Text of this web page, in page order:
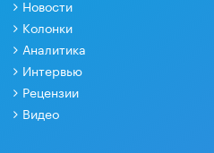
Новости
Колонки
Аналитика
Интервью
Рецензии
Видео